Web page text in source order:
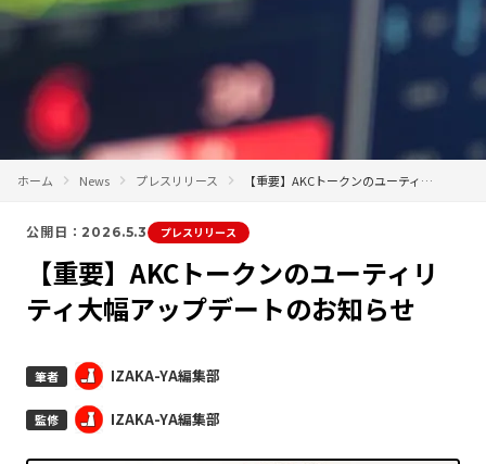
ホーム News プレスリリース 【重要】AKCトークンのユーティリティ大幅アップデートのお知らせ
公開日：2026.5.3 プレスリリース
【重要】AKCトークンのユーティリ
ティ大幅アップデートのお知らせ
筆者 IZAKA-YA編集部
監修 IZAKA-YA編集部